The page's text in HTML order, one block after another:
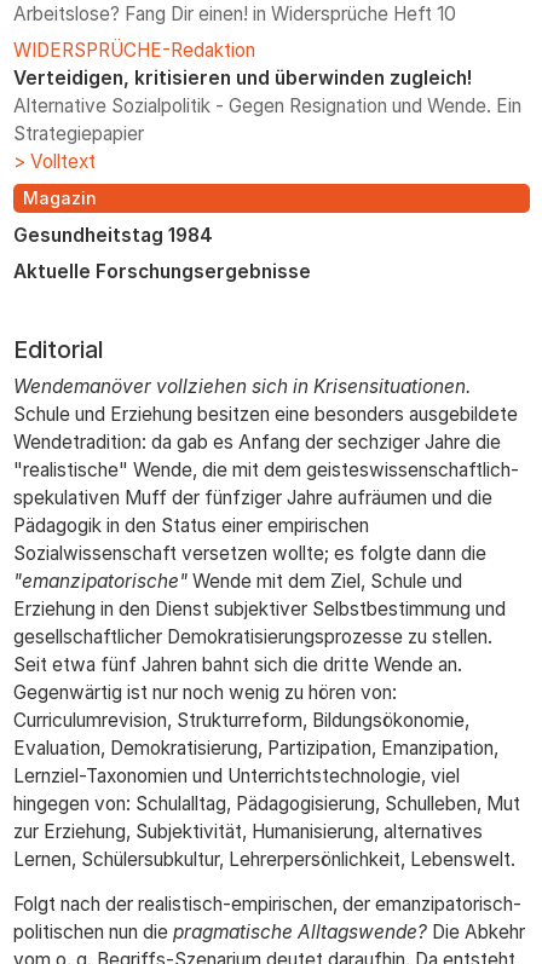
Arbeitslose? Fang Dir einen! in Widersprüche Heft 10
WIDERSPRÜCHE-Redaktion
Verteidigen, kritisieren und überwinden zugleich!
Alternative Sozialpolitik - Gegen Resignation und Wende. Ein
Strategiepapier
> Volltext
Magazin
Gesundheitstag 1984
Aktuelle Forschungsergebnisse
Editorial
Wendemanöver vollziehen sich in Krisensituationen.
Schule und Erziehung besitzen eine besonders ausgebildete
Wendetradition: da gab es Anfang der sechziger Jahre die
"realistische" Wende, die mit dem geisteswissenschaftlich-
spekulativen Muff der fünfziger Jahre aufräumen und die
Pädagogik in den Status einer empirischen
Sozialwissenschaft versetzen wollte; es folgte dann die
"emanzipatorische"Wende mit dem Ziel, Schule und
Erziehung in den Dienst subjektiver Selbstbestimmung und
gesellschaftlicher Demokratisierungsprozesse zu stellen.
Seit etwa fünf Jahren bahnt sich die dritte Wende an.
Gegenwärtig ist nur noch wenig zu hören von:
Curriculumrevision, Strukturreform, Bildungsökonomie,
Evaluation, Demokratisierung, Partizipation, Emanzipation,
Lernziel-Taxonomien und Unterrichtstechnologie, viel
hingegen von: Schulalltag, Pädagogisierung, Schulleben, Mut
zur Erziehung, Subjektivität, Humanisierung, alternatives
Lernen, Schülersubkultur, Lehrerpersönlichkeit, Lebenswelt.
Folgt nach der realistisch-empirischen, der emanzipatorisch-
politischen nun die pragmatische Alltagswende?Die Abkehr
vom o. g. Begriffs-Szenarium deutet daraufhin. Da entsteht